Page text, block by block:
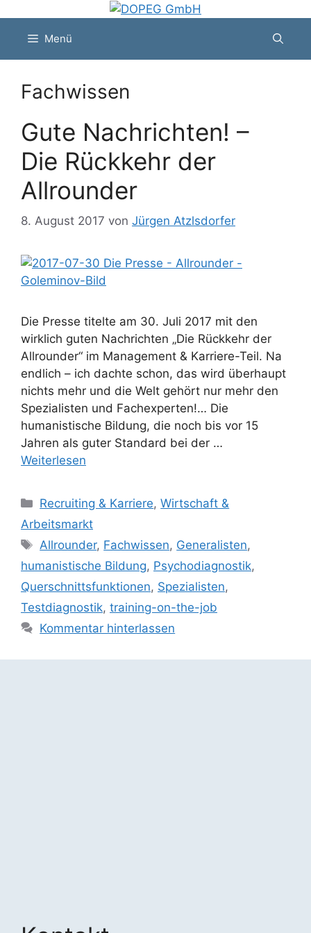
springenMenü
Fachwissen
Gute Nachrichten! –
Die Rückkehr der
Allrounder
8. August 2017 von Jürgen Atzlsdorfer
Die Presse titelte am 30. Juli 2017 mit den
wirklich guten Nachrichten „Die Rückkehr der
Allrounder“ im Management & Karriere-Teil. Na
endlich – ich dachte schon, das wird überhaupt
nichts mehr und die Welt gehört nur mehr den
Spezialisten und Fachexperten!… Die
humanistische Bildung, die noch bis vor 15
Jahren als guter Standard bei der …
Weiterlesen
Kategorien
Recruiting & Karriere,Wirtschaft &
Arbeitsmarkt
Schlagwörter
Allrounder, Fachwissen, Generalisten,
humanistische Bildung, Psychodiagnostik,
Querschnittsfunktionen, Spezialisten,
Testdiagnostik, training-on-the-job
Kommentar hinterlassen